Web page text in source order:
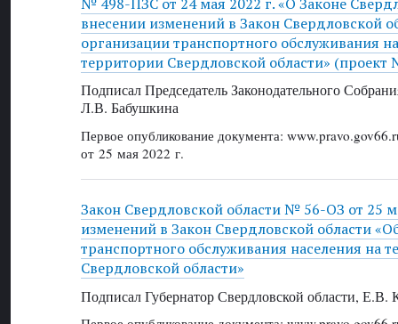
внесении изменений в Закон Свердловской
организации транспортного обслуживания
территории Свердловской области»
Подписал Председатель Законодательного
Л.В. Бабушкина
Первое опубликование документа:
от 25 мая 2022 г.
Закон Свердловской области № 56-ОЗ от 25
изменений в Закон Свердловской области
транспортного обслуживания населения на
Свердловской области»
Подписал Губернатор Свердловской области, Е.В.